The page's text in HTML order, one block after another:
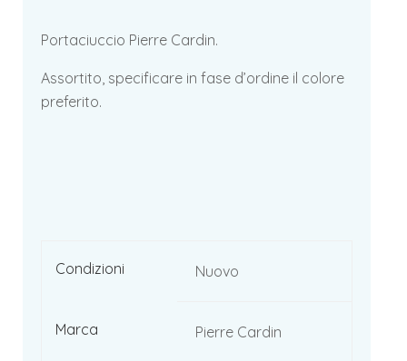
Portaciuccio Pierre Cardin.
Assortito, specificare in fase d’ordine il colore
preferito.
Condizioni Nuovo
Marca Pierre Cardin